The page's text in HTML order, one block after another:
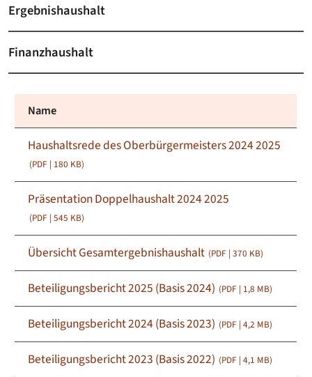
Ergebnishaushalt
Finanzhaushalt
Name
Haushaltsrede des Oberbürgermeisters 2024 2025
(PDF | 180 KB)
Präsentation Doppelhaushalt 2024 2025
(PDF | 545 KB)
Übersicht Gesamtergebnishaushalt (PDF | 370 KB)
Beteiligungsbericht 2025 (Basis 2024) (PDF | 1,8 MB)
Beteiligungsbericht 2024 (Basis 2023) (PDF | 4,2 MB)
Beteiligungsbericht 2023 (Basis 2022) (PDF | 4,1 MB)